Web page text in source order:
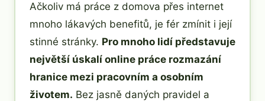
Ačkoliv má práce z domova přes internet
mnoho lákavých benefitů, je fér zmínit i její
stinné stránky. Pro mnoho lidí představuje
největší úskalí online práce rozmazání
hranice mezi pracovním a osobním
životem. Bez jasně daných pravidel a